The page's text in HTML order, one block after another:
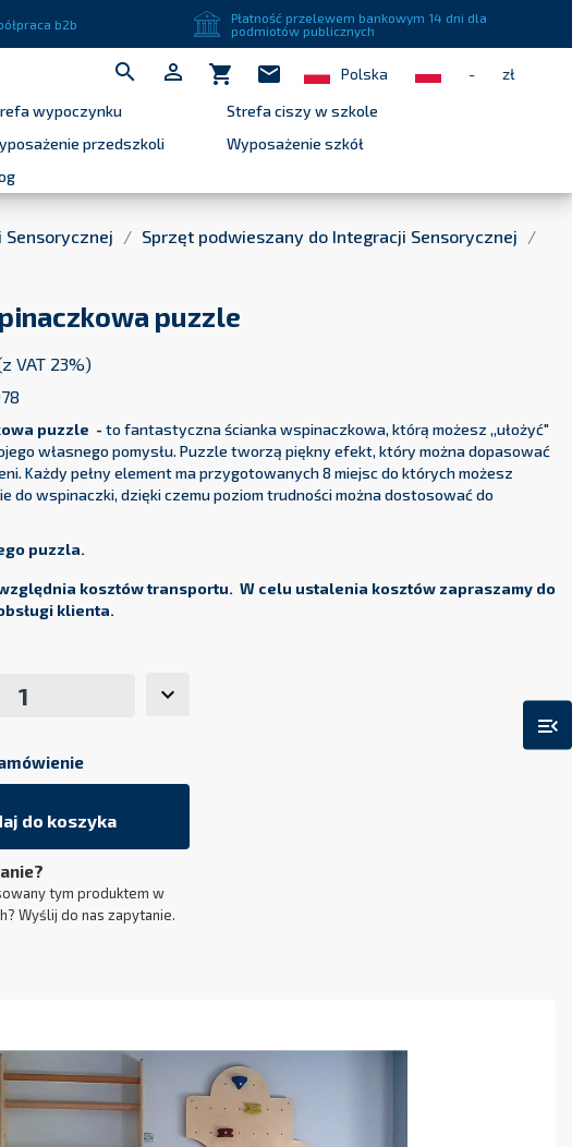
! b2b
Płatność przelewem bankowym 14 dni dla
podmiotów publicznych
  shopping_cart mail Polska -
zł
wypoczynku
Strefa ciszy w szkole
przedszkoli
Wyposażenie szkół
menu_open
Sensorycznej
Sprzęt podwieszany do Integracji Sensorycznej
puzzle
VAT 23%)
puzzle - to fantastyczna ścianka wspinaczkowa, którą możesz ,,ułożyć"
własnego pomysłu. Puzzle tworzą piękny efekt, który można dopasować
Każdy pełny element ma przygotowanych 8 miejsc do których możesz
do wspinaczki, dzięki czemu poziom trudności można dostosować do
puzzla.
kosztów transportu. W celu ustalenia kosztów zapraszamy do
klienta.
do koszyka
tym produktem w
Wyślij do nas zapytanie.